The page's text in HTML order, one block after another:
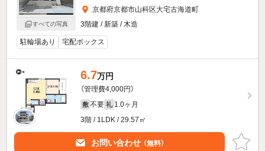
すべての写真
京都府京都市山科区大宅古海道町
3階建 / 新築 / 木造
駐輪場あり 宅配ボックス
6.7万円
（管理費4,000円）
敷 不要 礼 1.0ヶ月
3階 / 1LDK / 29.57㎡
お問い合わせ （無料）